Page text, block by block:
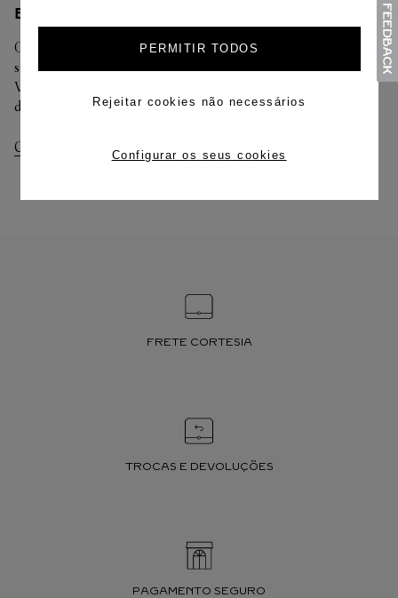
PERMITIR TODOS
Rejeitar cookies não necessários
Configurar os seus cookies
ENTREGA/DEVOLUÇÃO
Oferecemos diferentes opções de entrega. Selecione o envio de
sua preferência na finalização de seu pedido.
Você pode trocar ou devolver sua criação Cartier em até 30
dias.
Consultar Entregas Consultar Devoluções
FRETE CORTESIA
TROCAS E DEVOLUÇÕES
PAGAMENTO SEGURO